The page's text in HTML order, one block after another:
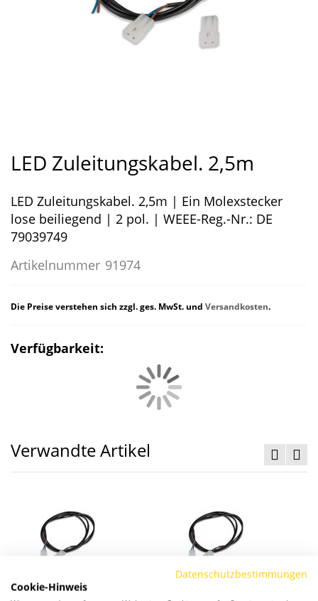
der
springen
LED Zuleitungskabel. 2,5m
LED Zuleitungskabel. 2,5m | Ein Molexstecker
lose beiliegend | 2 pol. | WEEE-Reg.-Nr.: DE
79039749
Artikelnummer 91974
Die Preise verstehen sich zzgl. ges. MwSt. und Versandkosten.
Verfügbarkeit:
Verwandte Artikel
Datenschutzbestimmungen
Cookie-Hinweis